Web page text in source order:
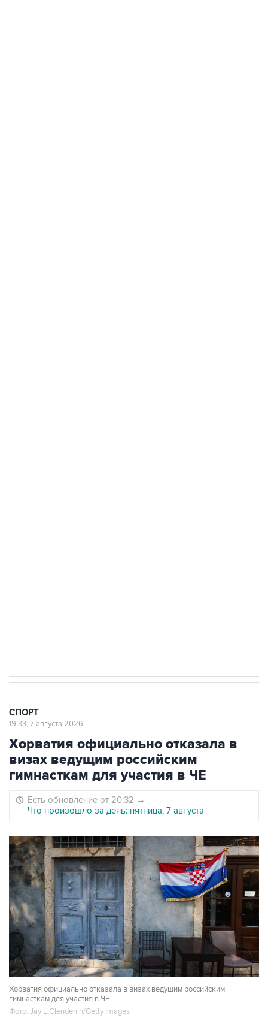
СПОРТ
19:33, 7 августа 2026
Хорватия официально отказала в
визах ведущим российским
гимнасткам для участия в ЧЕ
Есть обновление от 20:32 →
Что произошло за день: пятница, 7 августа
Хорватия официально отказала в визах ведущим российским
гимнасткам для участия в ЧЕ
Фото: Jay L Clendenin/Getty Images